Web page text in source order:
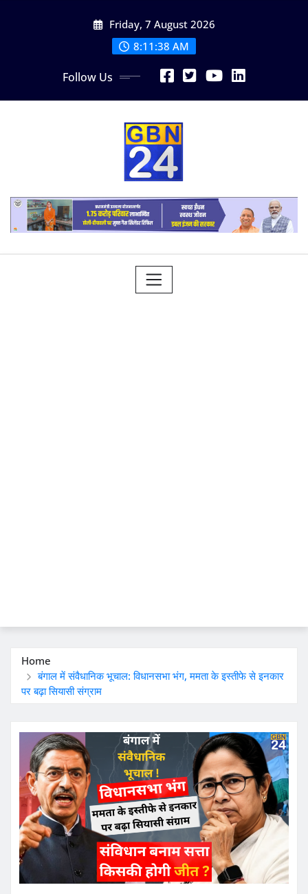
Friday, 7 August 2026
8:11:38 AM
Follow Us
Home
बंगाल में संवैधानिक भूचाल: विधानसभा भंग, ममता के इस्तीफे से इनकार
पर बढ़ा सियासी संग्राम